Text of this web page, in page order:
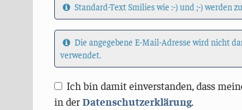
Standard-Text Smilies wie :-) und ;-) werden
Die angegebene E-Mail-Adresse wird nicht
verwendet.
Ich bin damit einverstanden, dass
in derDatenschutzerklärung.